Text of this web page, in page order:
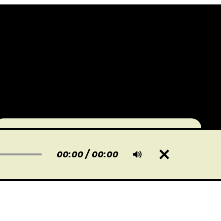
00:00/00:00
HEMEN KAYDOLUN
En son gönderileri doğrudan e-